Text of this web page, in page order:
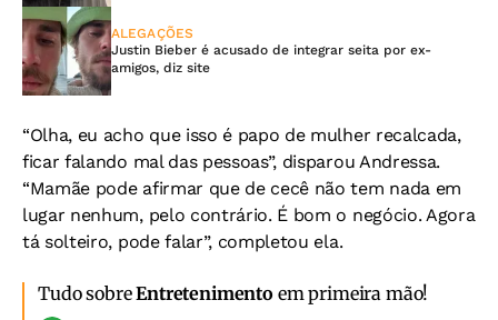
ALEGAÇÕES
Justin Bieber é acusado de integrar seita por ex-
amigos, diz site
“Olha, eu acho que isso é papo de mulher recalcada,
ficar falando mal das pessoas”, disparou Andressa.
“Mamãe pode afirmar que de cecê não tem nada em
lugar nenhum, pelo contrário. É bom o negócio. Agora
tá solteiro, pode falar”, completou ela.
Tudo sobreEntretenimento em primeira mão!